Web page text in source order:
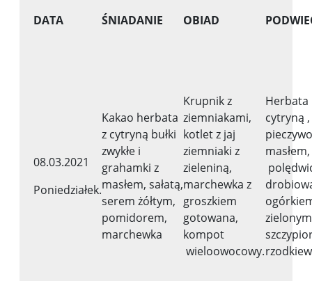
DATA ŚNIADANIE OBIAD
08.03.2021
Poniedziałek.
Kakao herbata
z cytryną bułki
zwykłe i
grahamki z
masłem, sałatą,
serem żółtym,
pomidorem,
marchewka
Krupnik z
ziemniakami,
kotlet z jaj
ziemniaki z
zieleniną,
marchewka z
groszkiem
gotowana,
kompot
wieloowocowy.
cytryną ,